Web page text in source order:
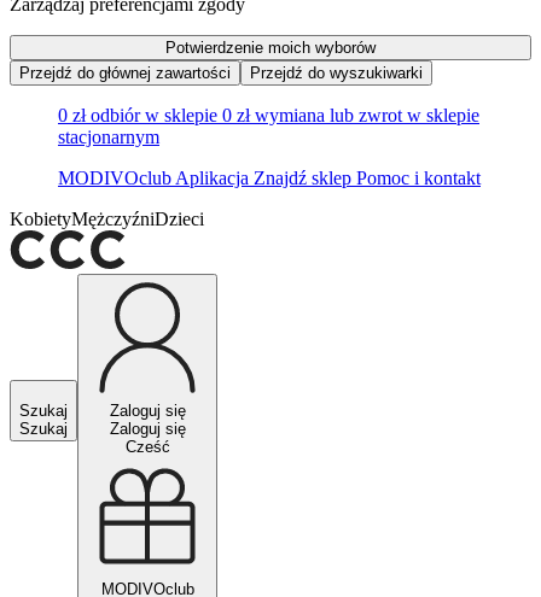
Zarządzaj preferencjami zgody
Potwierdzenie moich wyborów
Przejdź do głównej zawartości
Przejdź do wyszukiwarki
0 zł odbiór w sklepie 0 zł wymiana lub zwrot w sklepie
stacjonarnym
MODIVOclub Aplikacja Znajdź sklep Pomoc i kontakt
KobietyMężczyźniDzieci
Szukaj
Szukaj
Zaloguj się
Zaloguj się
Cześć
MODIVOclub